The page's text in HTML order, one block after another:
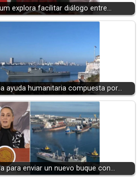
explora facilitar diálogo entre…
ayuda humanitaria compuesta por…
para enviar un nuevo buque con…